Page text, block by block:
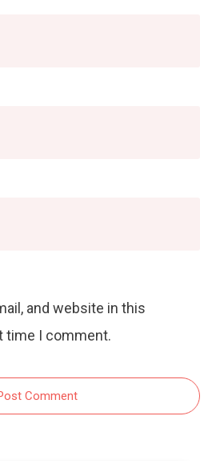
and website in this
time I comment.
Comment